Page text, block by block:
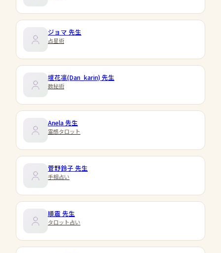
ジョマ 先生
占星術
壇花凛(Dan_karin)先生
数秘術
Anela先生
霊感タロット
菅野鈴子 先生
手相占い
順震 先生
タロット占い